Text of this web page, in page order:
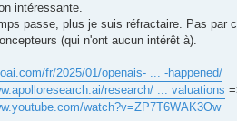
intéressante.
passe, plus je suis réfractaire. Pas par
(qui n'ont aucun intérêt à).
fr/2025/01/openais- ... -happened/
research/ ... valuations
watch?v=ZP7T6WAK3Ow